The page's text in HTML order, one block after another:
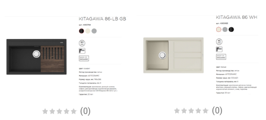
(0) (0)